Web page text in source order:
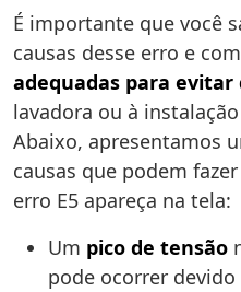
É importante que você
causas desse erro e
adequadas para evitar
lavadora ou à
Abaixo, apresentamos
causas que podem
erro E5 apareça na tela:
Um pico de tensão
pode ocorrer